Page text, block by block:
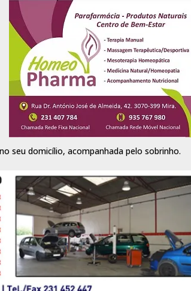
seu domicílio, acompanhada pelo sobrinho.